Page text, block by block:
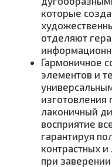
которые
отделяют
Гармоничное
элементов и
изготовления
лаконичный
восприятие
гарантируя
контрастных
при